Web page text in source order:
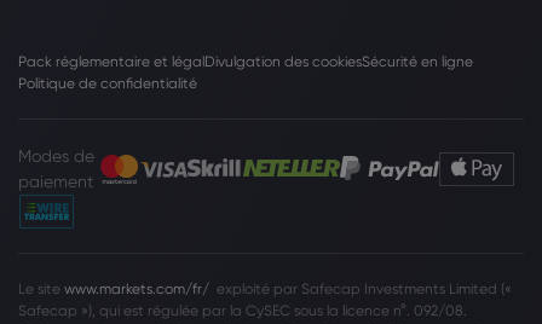
Pack réglementaire et légalDivulgation des cookiesSécurité en ligne
Politique de confidentialité
Modes de
paiement
Le site www.markets.com/fr/ exploité par Safecap Investments Limited («
Safecap »), qui est régulée par la CySEC sous la licence n°. 092/08.